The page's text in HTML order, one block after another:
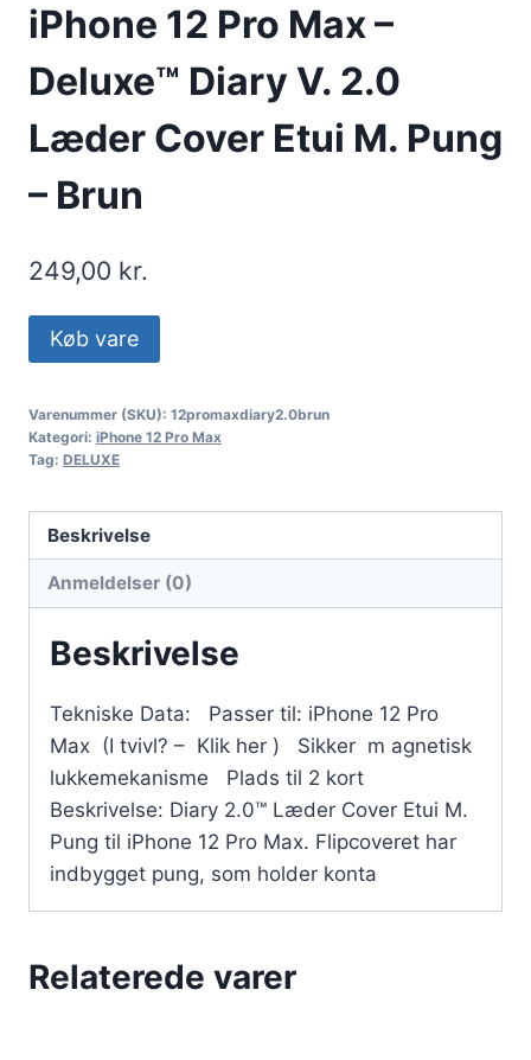
iPhone 12 Pro Max –
Deluxe™ Diary V. 2.0
Læder Cover Etui M. Pung
– Brun
249,00 kr.
Køb vare
Varenummer (SKU): 12promaxdiary2.0brun
Kategori: iPhone 12 Pro Max
Tag: DELUXE
Beskrivelse
Anmeldelser (0)
Beskrivelse
Tekniske Data: Passer til: iPhone 12 Pro
Max (I tvivl? – Klik her ) Sikker m agnetisk
lukkemekanisme Plads til 2 kort
Beskrivelse: Diary 2.0™ Læder Cover Etui M.
Pung til iPhone 12 Pro Max. Flipcoveret har
indbygget pung, som holder konta
Relaterede varer